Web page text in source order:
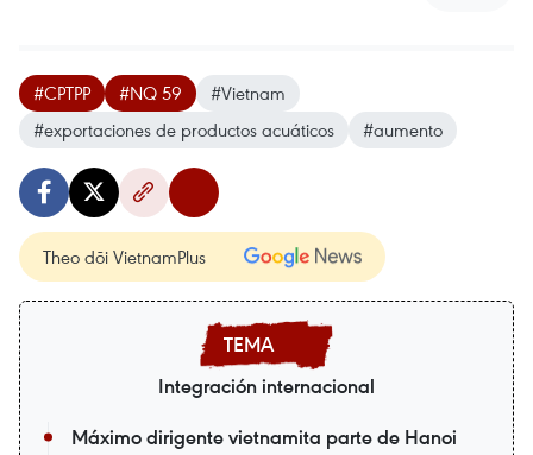
#CPTPP #NQ 59
#Vietnam
#exportaciones de productos acuáticos
#aumento
Theo dõi VietnamPlus
Integración internacional
Máximo dirigente vietnamita parte de Hanoi